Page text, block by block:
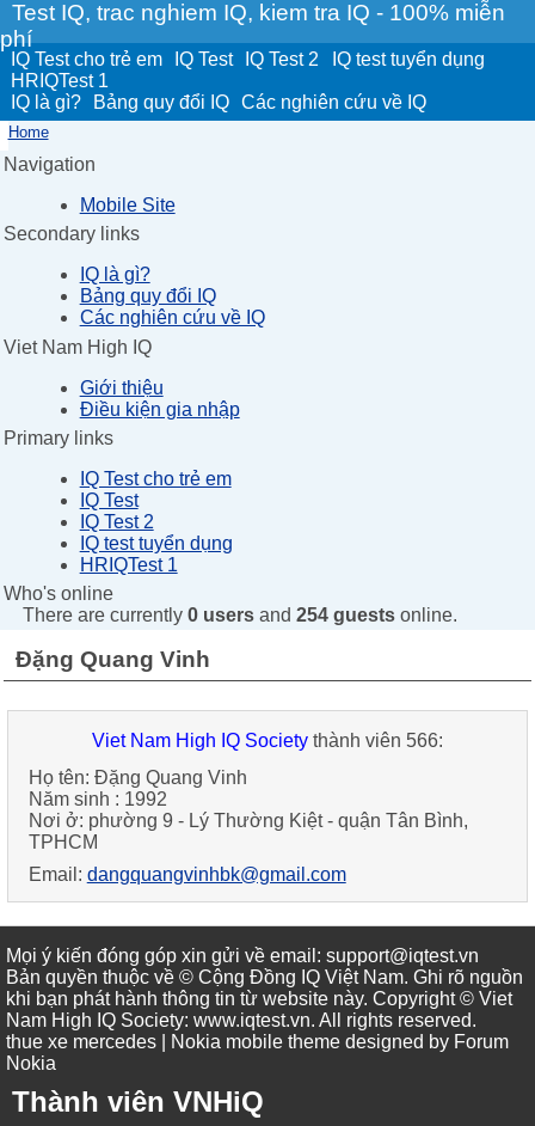
Test IQ, trac nghiem IQ, kiem tra IQ - 100% miễn
phí
IQ Test cho trẻ em IQ Test IQ Test 2
IQ test tuyển dụng
HRIQTest 1
IQ là gì?
Bảng quy đổi IQ Các nghiên cứu về IQ
Home
Navigation
Mobile Site
Secondary links
IQ là gì?
Bảng quy đổi IQ
Các nghiên cứu về IQ
Viet Nam High IQ
Giới thiệu
Điều kiện gia nhập
Primary links
IQ Test cho trẻ em
IQ Test
IQ Test 2
IQ test tuyển dụng
HRIQTest 1
Who's online
There are currently 0 usersand 254 guestsonline.
Đặng Quang Vinh
Viet Nam High IQ Societythành viên 566:
Họ tên: Đặng Quang Vinh
Năm sinh : 1992
Nơi ở: phường 9 - Lý Thường Kiệt - quận Tân Bình,
TPHCM
Email: dangquangvinhbk@gmail.com
Mọi ý kiến đóng góp xin gửi về email: support@iqtest.vn
Bản quyền thuộc về © Cộng Đồng IQ Việt Nam. Ghi rõ nguồn
khi bạn phát hành thông tin từ website này. Copyright © Viet
Nam High IQ Society: www.iqtest.vn. All rights reserved.
thue xe mercedes | Nokia mobile theme designed by Forum
Nokia
Thành viên VNHiQ